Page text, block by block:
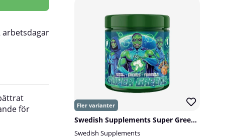
arbetsdagar
Swedish Supplements Super Greens, 250 g
Swedish Supplements
för
_____________________________
Serveringar per förpackning:30 stycken.